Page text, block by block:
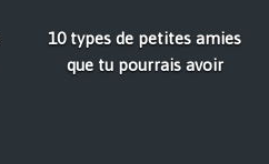
10 types de petites amies
que tu pourrais avoir